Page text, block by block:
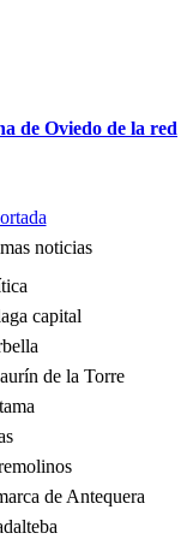
de Oviedo de la red
noticias
capital
de la Torre
de Antequera